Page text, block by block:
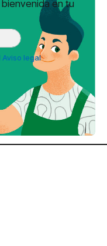
en tu
Aviso legal